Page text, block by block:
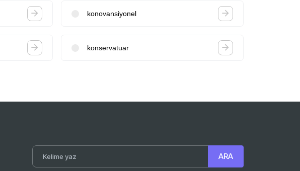
konovansiyonel
konservatuar